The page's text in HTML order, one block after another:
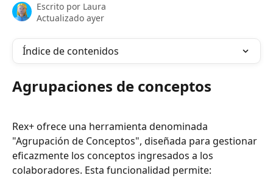
Escrito por Laura
Actualizado ayer
Índice de contenidos
Agrupaciones de conceptos
Rex+ ofrece una herramienta denominada
"Agrupación de Conceptos", diseñada para gestionar
eficazmente los conceptos ingresados a los
colaboradores. Esta funcionalidad permite: